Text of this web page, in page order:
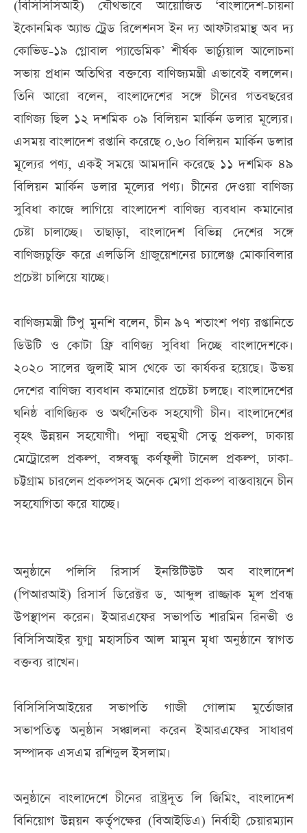
(বিসিসিসিআই) যৌথভাবে আয়োজিত ‘বাংলাদেশ-চায়না
ইকোনমিক অ্যান্ড ট্রেড রিলেশনস ইন দ্য আফটারমান্থ অব দ্য
কোভিড-১৯ গ্লোবাল প্যান্ডেমিক’ শীর্ষক ভার্চ্যুয়াল আলোচনা
সভায় প্রধান অতিথির বক্তব্যে বাণিজ্যমন্ত্রী এভাবেই বললেন।
তিনি আরো বলেন, বাংলাদেশের সঙ্গে চীনের গতবছরের
বাণিজ্য ছিল ১২ দশমিক ০৯ বিলিয়ন মার্কিন ডলার মূল্যের।
এসময় বাংলাদেশ রপ্তানি করেছে ০.৬০ বিলিয়ন মার্কিন ডলার
মূল্যের পণ্য, একই সময়ে আমদানি করেছে ১১ দশমিক ৪৯
বিলিয়ন মার্কিন ডলার মূল্যের পণ্য। চীনের দেওয়া বাণিজ্য
সুবিধা কাজে লাগিয়ে বাংলাদেশ বাণিজ্য ব্যবধান কমানোর
চেষ্টা চালাচ্ছে। তাছাড়া, বাংলাদেশ বিভিন্ন দেশের সঙ্গে
বাণিজ্যচুক্তি করে এলডিসি গ্রাজুয়েশনের চ্যালেঞ্জ মোকাবিলার
প্রচেষ্টা চালিয়ে যাচ্ছে।
বাণিজ্যমন্ত্রী টিপু মুনশি বলেন, চীন ৯৭ শতাংশ পণ্য রপ্তানিতে
ডিউটি ও কোটা ফ্রি বাণিজ্য সুবিধা দিচ্ছে বাংলাদেশকে।
২০২০ সালের জুলাই মাস থেকে তা কার্যকর হয়েছে। উভয়
দেশের বাণিজ্য ব্যবধান কমানোর প্রচেষ্টা চলছে। বাংলাদেশের
ঘনিষ্ঠ বাণিজ্যিক ও অর্থনৈতিক সহযোগী চীন। বাংলাদেশের
বৃহৎ উন্নয়ন সহযোগী। পদ্মা বহুমুখী সেতু প্রকল্প, ঢাকায়
মেট্রোরেল প্রকল্প, বঙ্গবন্ধু কর্ণফুলী টানেল প্রকল্প, ঢাকা-
চট্টগ্রাম চারলেন প্রকল্পসহ অনেক মেগা প্রকল্প বাস্তবায়নে চীন
সহযোগিতা করে যাচ্ছে।
অনুষ্ঠানে পলিসি রিসার্স ইনস্টিটিউট অব বাংলাদেশ
(পিআরআই) রিসার্স ডিরেক্টর ড. আব্দুল রাজ্জাক মূল প্রবন্ধ
উপস্থাপন করেন। ইআরএফের সভাপতি শারমিন রিনভী ও
বিসিসিআইর যুগ্ম মহাসচিব আল মামুন মৃধা অনুষ্ঠানে স্বাগত
বক্তব্য রাখেন।
বিসিসিসিআইয়ের সভাপতি গাজী গোলাম মুর্তোজার
সভাপতিত্ব অনুষ্ঠান সঞ্চালনা করেন ইআরএফের সাধারণ
সম্পাদক এসএম রশিদুল ইসলাম।
অনুষ্ঠানে বাংলাদেশে চীনের রাষ্ট্রদূত লি জিমিং, বাংলাদেশ
বিনিয়োগ উন্নয়ন কর্তৃপক্ষের (বিআইডিএ) নির্বাহী চেয়ারম্যান